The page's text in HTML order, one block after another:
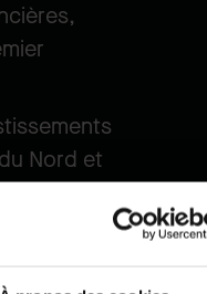
Nord et
affaires à